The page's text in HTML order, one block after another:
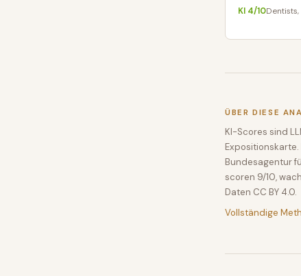
KI 4/10
ÜBER DIESE
KI-Scores sind
Bundesagentur
scoren 9/10,
Daten CC BY 4.0.
Vollständige